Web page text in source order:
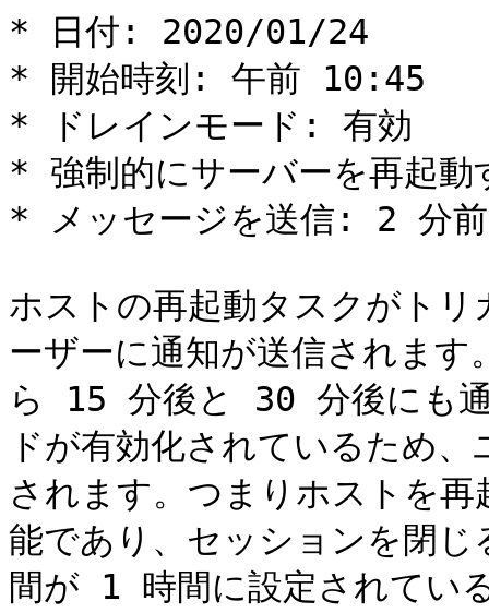
* 日付: 2020/01/24
* 開始時刻: 午前 10:45
* ドレインモード: 有効
* 強制的にサーバーを再起
* メッセージを送信: 2 分
ホストの再起動タスクがト
ーザーに通知が送信されま
ら 15 分後と 30 分後にも
ドが有効化されているため
されます。つまりホストを
能であり、セッションを閉
間が 1 時間に設定されてい